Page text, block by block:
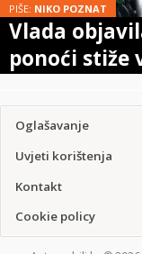
PIŠE: NIKO POZNAT
Vlada
ponoći stiže
Oglašavanje
Uvjeti korištenja
Kontakt
Cookie policy